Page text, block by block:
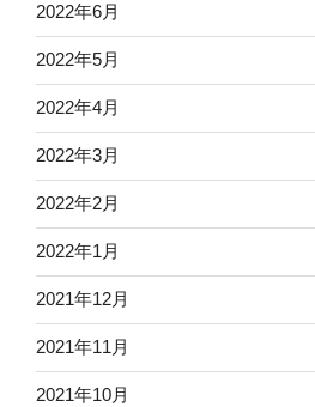
2022年6月
2022年5月
2022年4月
2022年3月
2022年2月
2022年1月
2021年12月
2021年11月
2021年10月